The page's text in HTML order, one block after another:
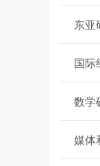
东亚
国际
数学
媒体